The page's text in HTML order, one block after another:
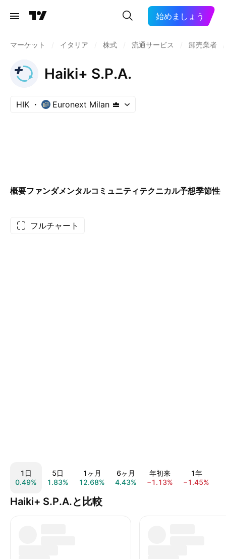
始めましょう
マーケット イタリア 株式 流通サービス 卸売業者
Haiki+ S.P.A.
HIK Euronext Milan
概要ファンダメンタルコミュニティテクニカル予想季節性
フルチャート
1日
0.49%
5日
1.83%
1ヶ月
12.68%
6ヶ月
4.43%
年初来
−1.13%
1年
−1.45%
Haiki+ S.P.A.と比較